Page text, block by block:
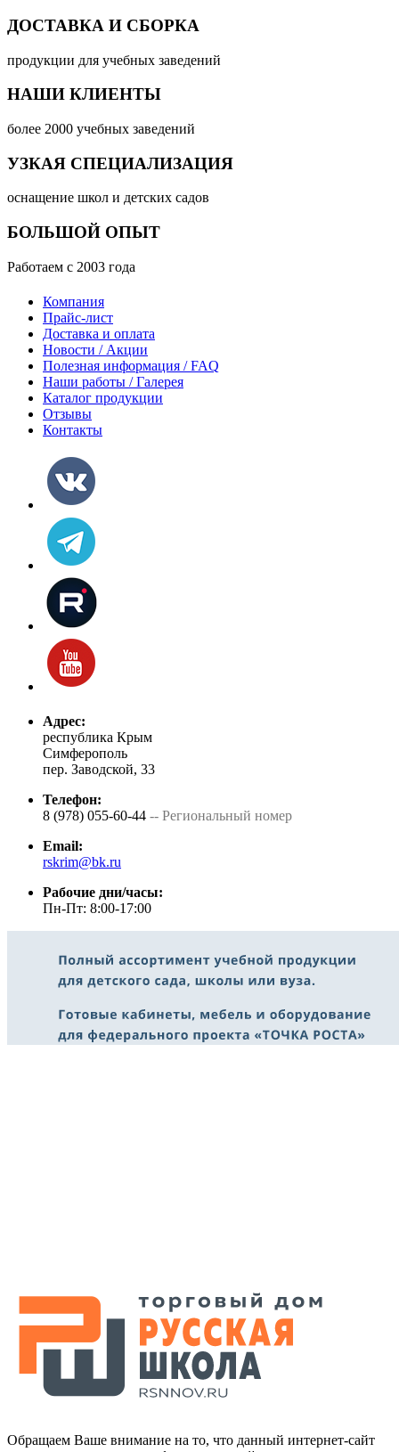
ДОСТАВКА И СБОРКА
продукции для учебных заведений
НАШИ КЛИЕНТЫ
более 2000 учебных заведений
УЗКАЯ СПЕЦИАЛИЗАЦИЯ
оснащение школ и детских садов
БОЛЬШОЙ ОПЫТ
Работаем с 2003 года
Компания
Прайс-лист
Доставка и оплата
Новости / Акции
Полезная информация / FAQ
Наши работы / Галерея
Каталог продукции
Отзывы
Контакты
Адрес:
республика Крым
Симферополь
пер. Заводской, 33
Телефон:
8 (978) 055-60-44 -- Региональный номер
Email:
rskrim@bk.ru
Рабочие дни/часы:
Пн-Пт: 8:00-17:00
Обращаем Ваше внимание на то, что данный интернет-сайт